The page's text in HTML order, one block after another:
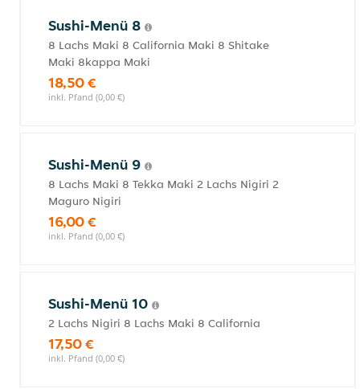
Sushi-Menü 8
8 Lachs Maki 8 California Maki 8 Shitake
Maki 8kappa Maki
18,50 €
inkl. Pfand (0,00 €)
Sushi-Menü 9
8 Lachs Maki 8 Tekka Maki 2 Lachs Nigiri 2
Maguro Nigiri
16,00 €
inkl. Pfand (0,00 €)
Sushi-Menü 10
2 Lachs Nigiri 8 Lachs Maki 8 California
17,50 €
inkl. Pfand (0,00 €)